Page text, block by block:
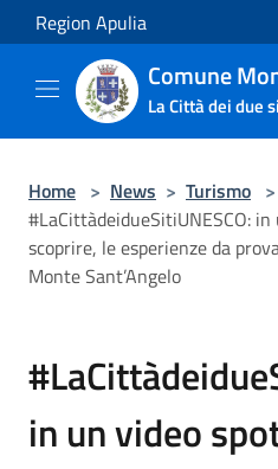
Salta al contenuto principale
Region Apulia
Comune
La Città dei due
Home > News > Turismo >
#LaCittàdeidueSitiUNESCO:
scoprire, le esperienze da
Monte Sant’Angelo
in un video